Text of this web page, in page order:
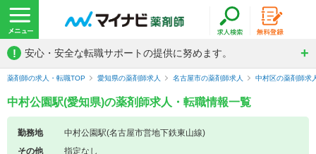
! 安心・安全な転職サポートの提供に努めます。
薬剤師の求人・転職TOP 愛知県の薬剤師求人 名古屋市の薬剤師求人 中村区の薬剤師求
中村公園駅(愛知県)の薬剤師求人・転職情報一覧
勤務地
中村公園駅(名古屋市営地下鉄東山線)
その他
指定なし